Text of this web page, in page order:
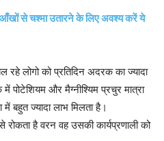
से चश्मा उतारने के लिए अवश्य करें ये
लोगो को प्रतिदिन अदरक का ज्यादा
पोटेशियम और मैग्नीश्यिम प्रचुर मात्रा
बहुत ज्यादा लाभ मिलता है।
है वरन वह उसकी कार्यप्रणाली को